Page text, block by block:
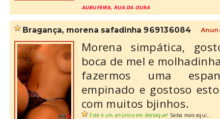
AUBUFEIRA, RUA DA OURA
bragança, morena safadinha 969136084
Morena simpática,
boca de mel e
fazermos uma
empinado e gostoso
com muitos bjinhos.
Este é um anúncio em destaque! Saiba mais aqui...